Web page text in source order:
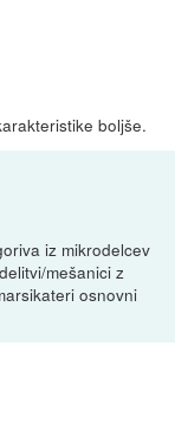
boljše.
iz mikrodelcev
mešanici z
osnovni